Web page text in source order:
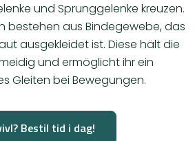
und Sprunggelenke kreuzen.
bestehen aus Bindegewebe, das
ausgekleidet ist. Diese hält die
und ermöglicht ihr ein
Gleiten bei Bewegungen.
Bestil tid i dag!